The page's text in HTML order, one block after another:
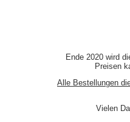
Ende 2020 wird
Preisen
Alle Bestellungen
Vielen